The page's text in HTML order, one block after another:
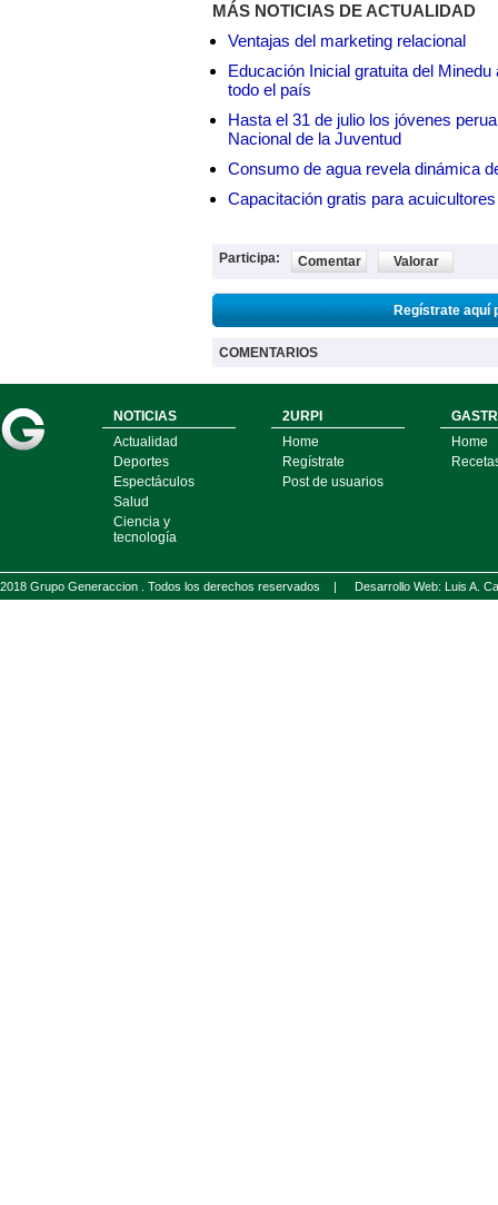
MÁS NOTICIAS DE ACTUALIDAD
Ventajas del marketing relacional
Educación Inicial gratuita del
todo el país
Hasta el 31 de julio los jóvenes
Nacional de la Juventud
Consumo de agua revela dinámica
Capacitación gratis para
Participa: Comentar Valorar
Regístrate aquí
COMENTARIOS
NOTICIAS
Actualidad
Deportes
Espectáculos
Salud
Ciencia y
tecnología
2URPI
Home
Regístrate
Post de usuarios
Home
2018 Grupo Generaccion . Todos los derechos reservados | Desarrollo Web: Luis